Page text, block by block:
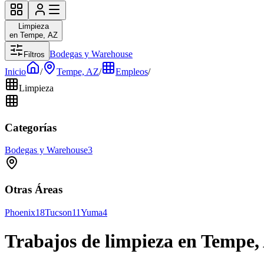
Limpieza
en Tempe, AZ
Filtros Bodegas y Warehouse
Inicio
/ Tempe, AZ/ Empleos/
Limpieza
Categorías
Bodegas y Warehouse3
Otras Áreas
Phoenix18Tucson11Yuma4
Trabajos de limpieza en